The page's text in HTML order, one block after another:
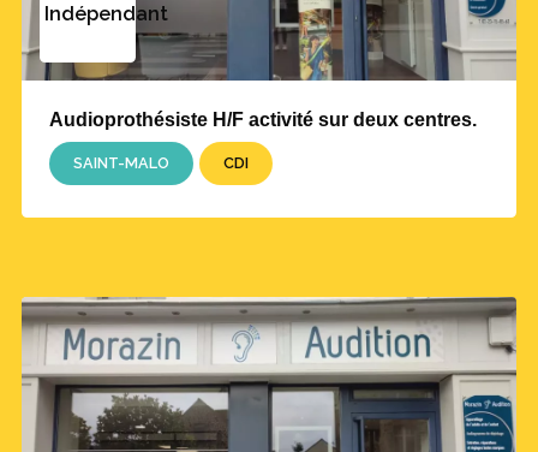
Indépendant
Audioprothésiste H/F activité sur deux centres.
SAINT-MALO CDI